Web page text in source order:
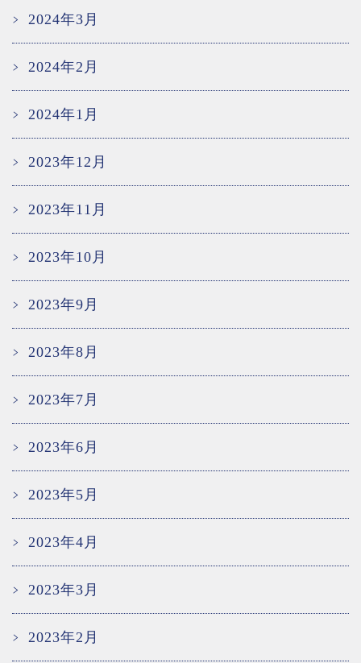
2024年3月
2024年2月
2024年1月
2023年12月
2023年11月
2023年10月
2023年9月
2023年8月
2023年7月
2023年6月
2023年5月
2023年4月
2023年3月
2023年2月